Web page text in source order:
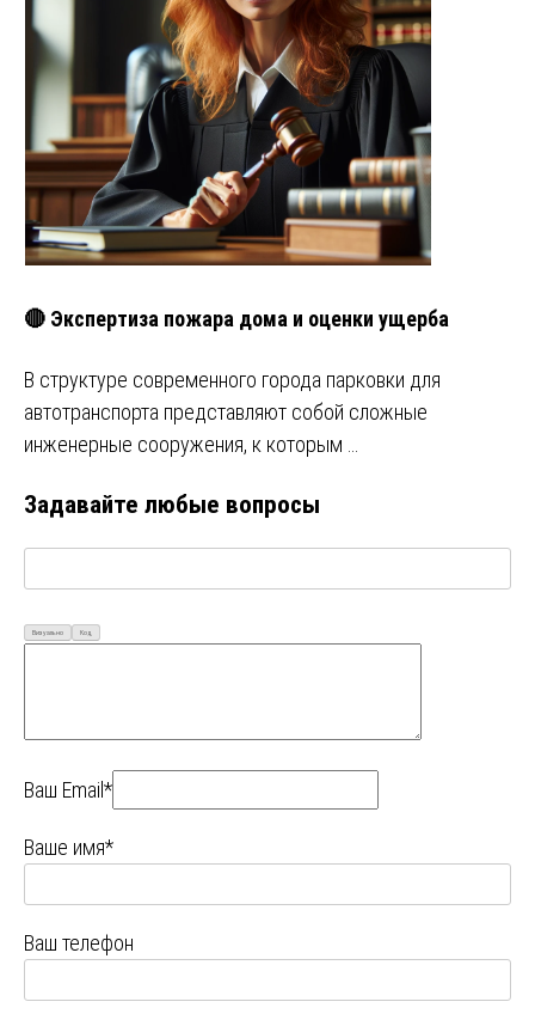
🔴 Экспертиза пожара дома и оценки ущерба
В структуре современного города парковки для
автотранспорта представляют собой сложные
инженерные сооружения, к которым …
Задавайте любые вопросы
Визуально Код
Ваш Email*
Ваше имя*
Ваш телефон